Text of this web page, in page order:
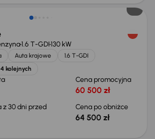
1.6 T-GDI130 kW
Auta krajowe
1.6 T-GDI
kolejnych
Cena promocyjna
60 500 zł
z 30 dni przed
Cena po obniżce
64 500 zł